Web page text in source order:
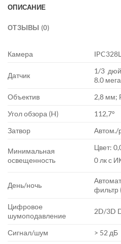
ОПИСАНИЕ
ОТЗЫВЫ (0)
Камера
Датчик
1/3
8.0
Объектив
2,8 мм;
Угол обзора (H)
112,7°
Затвор
Автом./
Минимальная
освещенность
Цвет:
0 лк с
День/ночь
фильтр
Цифровое
шумоподавление
2D/3D
Сигнал/шум
> 52 дБ